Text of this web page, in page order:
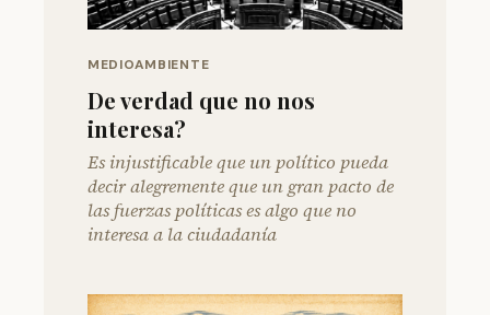
MEDIOAMBIENTE
De verdad que no nos
interesa?
Es injustificable que un político pueda
decir alegremente que un gran pacto de
las fuerzas políticas es algo que no
interesa a la ciudadanía